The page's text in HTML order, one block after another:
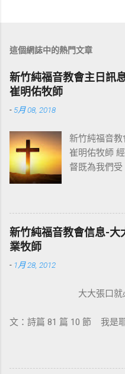
這個網誌中的熱門文章
新竹純福音教會主日訊
崔明佑牧師
- 5月 08, 2018
新竹純福音
崔明佑牧師
督既為我們
著：「凡掛
人，使我們
信仰的核心是
穌基督並祂
所需要的，
說耶穌基督
基督裡，他
新的了。 在
新竹純福音教會信息-大
業牧師
- 1月 28, 2012
大大張口就
文：詩篇 81 篇 10 節 我是
張口？因為我們要得著救恩